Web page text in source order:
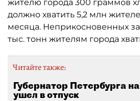
жителю города 300 граммов
должно хватить 5,2 млн
месяца. Неприкосновенных
тыс. тонн жителям города
Читайте также:
Губернатор Петербурга
ушел в отпуск